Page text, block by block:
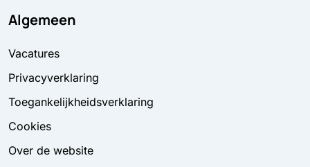
Algemeen
Vacatures
Privacyverklaring
Toegankelijkheidsverklaring
Cookies
Over de website